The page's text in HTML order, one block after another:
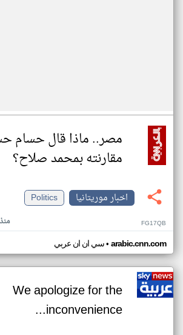
مصر.. ماذا قال حسام
مقارنته بمحمد صلاح؟
اخبار موريتانيا
Politics
FG17QB
سي ان ان عربي• arabic.cnn.com
We apologize for the
inconvenience...